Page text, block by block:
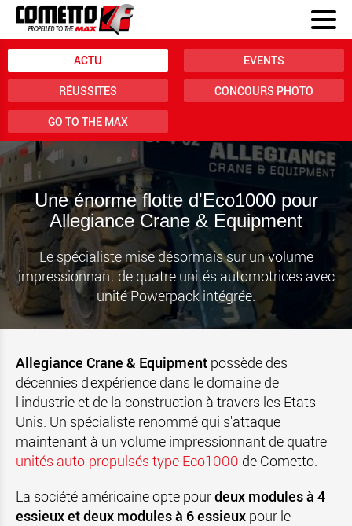
ACTU EVENTS
RÉUSSITES CONCOURS PHOTO
GO TO THE MAX
Une énorme flotte d'Eco1000 pour
Allegiance Crane & Equipment
Le spécialiste mise désormais sur un volume
impressionnant de quatre unités automotrices avec
unité Powerpack intégrée.
Allegiance Crane & Equipment possède des
décennies d'expérience dans le domaine de
l'industrie et de la construction à travers les Etats-
Unis. Un spécialiste renommé qui s'attaque
maintenant à un volume impressionnant de quatre
unités auto-propulsés type Eco1000 de Cometto.
La société américaine opte pourdeux modules à 4
essieux et deux modules à 6 essieux pour le